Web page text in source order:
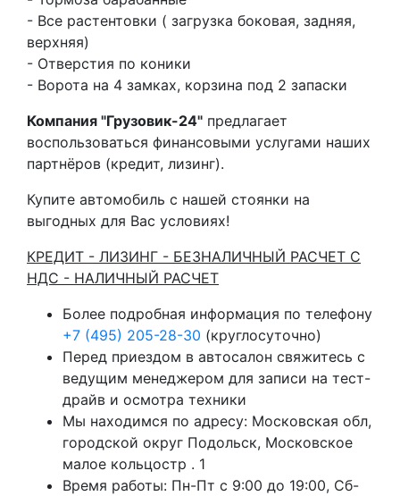
- Все растентовки ( загрузка боковая, задняя,
верхняя)
- Отверстия по коники
- Ворота на 4 замках, корзина под 2 запаски
Компания "Грузовик-24" предлагает
воспользоваться финансовыми услугами наших
партнёров (кредит, лизинг).
Купите автомобиль с нашей стоянки на
выгодных для Вас условиях!
КРЕДИТ - ЛИЗИНГ - БЕЗНАЛИЧНЫЙ РАСЧЕТ С
НДС - НАЛИЧНЫЙ РАСЧЕТ
Более подробная информация по телефону
+7 (495) 205-28-30 (круглосуточно)
Перед приездом в автосалон свяжитесь с
ведущим менеджером для записи на тест-
драйв и осмотра техники
Мы находимся по адресу: Московская обл,
городской округ Подольск, Московское
малое кольцостр . 1
Время работы: Пн-Пт с 9:00 до 19:00, Сб-